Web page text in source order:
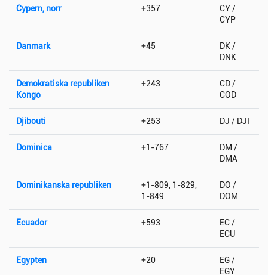
Cypern, norr +357
CY /
CYP
Danmark +45
DK /
DNK
Demokratiska republiken
Kongo
+243
CD /
COD
Djibouti +253 DJ / DJI
Dominica +1-767
DM /
DMA
Dominikanska republiken
+1-809, 1-829,
1-849
DO /
DOM
Ecuador +593
EC /
ECU
Egypten +20
EG /
EGY